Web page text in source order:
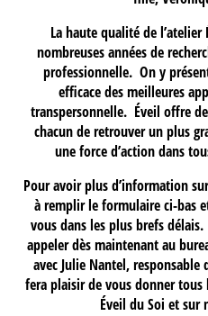
La haute qualité de l’atelier
nombreuses années de
professionnelle. On y
efficace des meilleures
transpersonnelle. Éveil offre
chacun de retrouver un plus
une force d’action dans
Pour avoir plus d’information
à remplir le formulaire ci-bas
vous dans les plus brefs
appeler dès maintenant au
avec Julie Nantel,
fera plaisir de vous donner tous
Éveil du Soi et sur